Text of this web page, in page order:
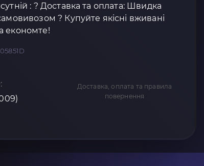
: ? Доставка та оплата: Швидка
? Купуйте якісні вживані
економте!
Доставка, оплата та правила
повернення